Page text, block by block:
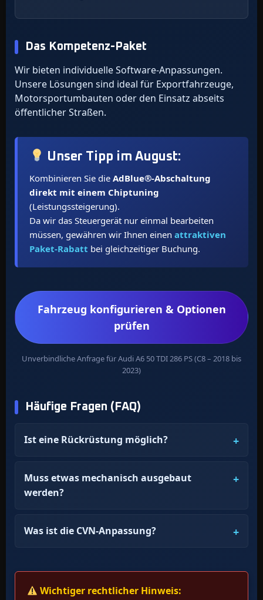
Das Kompetenz-Paket
Wir bieten individuelle Software-Anpassungen.
Unsere Lösungen sind ideal für Exportfahrzeuge,
Motorsportumbauten oder den Einsatz abseits
öffentlicher Straßen.
Unser Tipp imAugust:
Kombinieren Sie die AdBlue®-Abschaltung
direkt mit einem Chiptuning
(Leistungssteigerung).
Da wir das Steuergerät nur einmal bearbeiten
müssen, gewähren wir Ihnen einen attraktiven
Paket-Rabatt bei gleichzeitiger Buchung.
Fahrzeug konfigurieren & Optionen
prüfen
Unverbindliche Anfrage für Audi A6 50 TDI 286 PS (C8 – 2018 bis
2023)
Häufige Fragen (FAQ)
Ist eine Rückrüstung möglich?
Muss etwas mechanisch ausgebaut
werden?
Was ist die CVN-Anpassung?
Wichtiger rechtlicher Hinweis: